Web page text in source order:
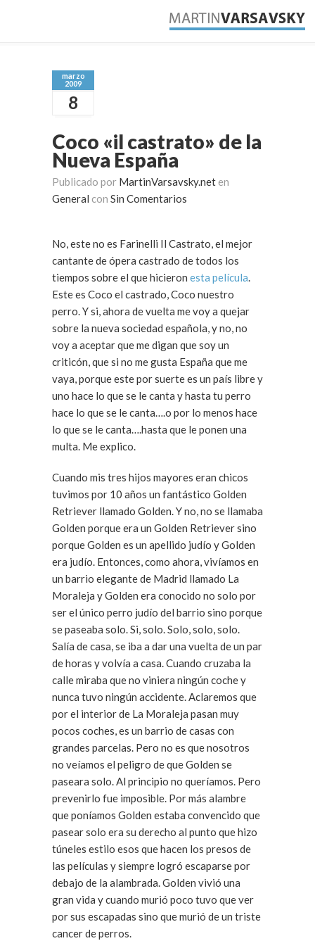
marzo
2009
8
Coco «il castrato» de la
Nueva España
Publicado por MartinVarsavsky.net en
General con Sin Comentarios
No, este no es Farinelli Il Castrato, el mejor
cantante de ópera castrado de todos los
tiempos sobre el que hicieron esta película.
Este es Coco el castrado, Coco nuestro
perro. Y si, ahora de vuelta me voy a quejar
sobre la nueva sociedad española, y no, no
voy a aceptar que me digan que soy un
criticón, que si no me gusta España que me
vaya, porque este por suerte es un país libre y
uno hace lo que se le canta y hasta tu perro
hace lo que se le canta….o por lo menos hace
lo que se le canta….hasta que le ponen una
multa. Me explico.
Cuando mis tres hijos mayores eran chicos
tuvimos por 10 años un fantástico Golden
Retriever llamado Golden. Y no, no se llamaba
Golden porque era un Golden Retriever sino
porque Golden es un apellido judío y Golden
era judío. Entonces, como ahora, vivíamos en
un barrio elegante de Madrid llamado La
Moraleja y Golden era conocido no solo por
ser el único perro judío del barrio sino porque
se paseaba solo. Si, solo. Solo, solo, solo.
Salía de casa, se iba a dar una vuelta de un par
de horas y volvía a casa. Cuando cruzaba la
calle miraba que no viniera ningún coche y
nunca tuvo ningún accidente. Aclaremos que
por el interior de La Moraleja pasan muy
pocos coches, es un barrio de casas con
grandes parcelas. Pero no es que nosotros
no veíamos el peligro de que Golden se
paseara solo. Al principio no queríamos. Pero
prevenirlo fue imposible. Por más alambre
que poníamos Golden estaba convencido que
pasear solo era su derecho al punto que hizo
túneles estilo esos que hacen los presos de
las películas y siempre logró escaparse por
debajo de la alambrada. Golden vivió una
gran vida y cuando murió poco tuvo que ver
por sus escapadas sino que murió de un triste
cancer de perros.